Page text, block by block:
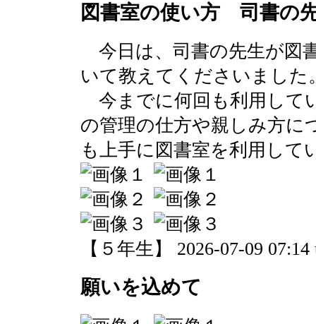
図書室の使い方 司書の
今日は、司書の先生が図
いて教えてくださいました
今までに何回も利用して
の管理の仕方や親しみ方に
も上手に図書室を利用して
【５年生】 2026-07-09 07:14
願いを込めて